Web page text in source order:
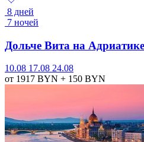
8 дней
7 ночей
Дольче Вита на Адриатике
10.08 17.08 24.08
от 1917 BYN + 150 BYN